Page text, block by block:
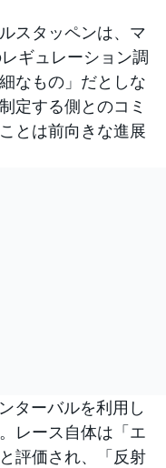
スタッペンは、マ
ギュレーション調
なもの」だとしな
定する側とのコミ
とは前向きな進展
ターバルを利用し
レース自体は「エ
評価され、「反射